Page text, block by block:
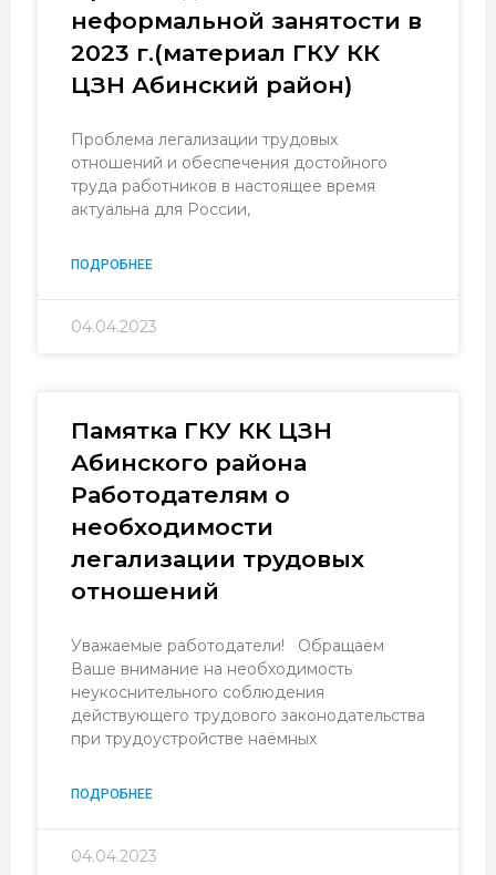
неформальной занятости в
2023 г.(материал ГКУ КК
ЦЗН Абинский район)
Проблема легализации трудовых
отношений и обеспечения достойного
труда работников в настоящее время
актуальна для России,
ПОДРОБНЕЕ
04.04.2023
Памятка ГКУ КК ЦЗН
Абинского района
Работодателям о
необходимости
легализации трудовых
отношений
Уважаемые работодатели! Обращаем
Ваше внимание на необходимость
неукоснительного соблюдения
действующего трудового законодательства
при трудоустройстве наёмных
ПОДРОБНЕЕ
04.04.2023